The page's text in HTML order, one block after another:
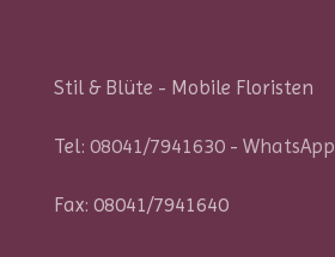
Stil & Blüte - Mobile Floristen
Tel: 08041/7941630- WhatsApp
Fax: 08041/7941640